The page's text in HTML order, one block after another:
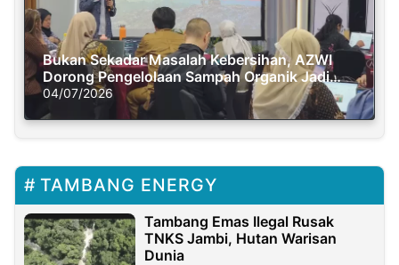
Bukan Sekadar Masalah Kebersihan, AZWI
Dorong Pengelolaan Sampah Organik Jadi
Solusi Krisis Iklim
04/07/2026
TAMBANG ENERGY
Tambang Emas Ilegal Rusak
TNKS Jambi, Hutan Warisan
Dunia